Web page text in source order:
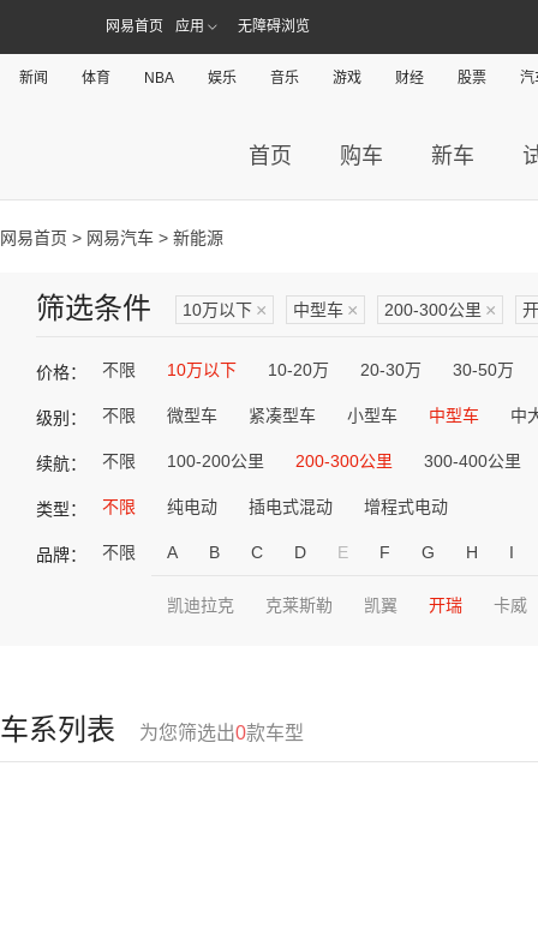
网易首页 应用 无障碍浏览
新闻 体育 NBA 娱乐 音乐 游戏 财经 股票 汽
首页 购车 新车
网易首页 > 网易汽车 > 新能源
筛选条件 10万以下 × 中型车 × 200-300公里 ×
价格： 不限 10万以下 10-20万 20-30万 30-50万
级别： 不限 微型车 紧凑型车 小型车 中型车 中
续航： 不限 100-200公里 200-300公里 300-400公里
类型： 不限 纯电动 插电式混动 增程式电动
品牌： 不限 A B C D E F G H I
凯迪拉克 克莱斯勒 凯翼 开瑞 卡威
车系列表 为您筛选出0款车型